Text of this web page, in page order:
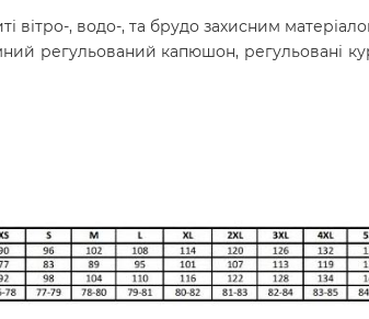
вітро-, водо-, та брудо захисним
регульований капюшон, регульовані